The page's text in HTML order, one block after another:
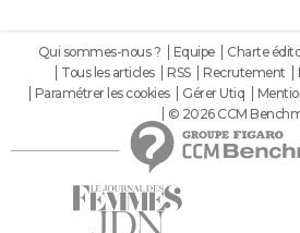
Qui sommes-nous ? Equipe Charte
Tous les articles
RSS Recrutement
Paramétrer les cookies
Gérer Utiq
© 2026 CCM